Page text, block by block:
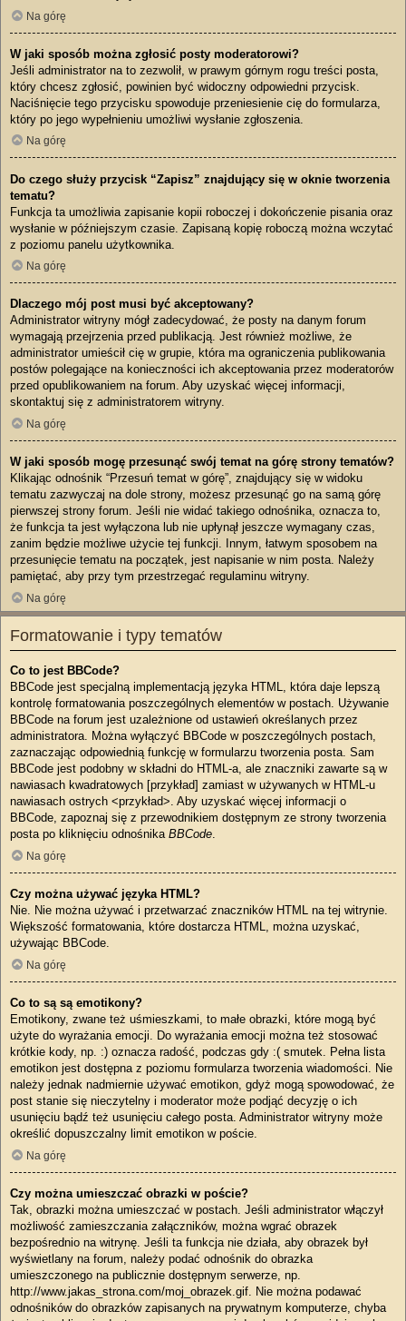
Na górę
W jaki sposób można zgłosić posty moderatorowi?
Jeśli administrator na to zezwolił, w prawym górnym rogu treści posta,
który chcesz zgłosić, powinien być widoczny odpowiedni przycisk.
Naciśnięcie tego przycisku spowoduje przeniesienie cię do formularza,
który po jego wypełnieniu umożliwi wysłanie zgłoszenia.
Na górę
Do czego służy przycisk “Zapisz” znajdujący się w oknie tworzenia
tematu?
Funkcja ta umożliwia zapisanie kopii roboczej i dokończenie pisania oraz
wysłanie w późniejszym czasie. Zapisaną kopię roboczą można wczytać
z poziomu panelu użytkownika.
Na górę
Dlaczego mój post musi być akceptowany?
Administrator witryny mógł zadecydować, że posty na danym forum
wymagają przejrzenia przed publikacją. Jest również możliwe, że
administrator umieścił cię w grupie, która ma ograniczenia publikowania
postów polegające na konieczności ich akceptowania przez moderatorów
przed opublikowaniem na forum. Aby uzyskać więcej informacji,
skontaktuj się z administratorem witryny.
Na górę
W jaki sposób mogę przesunąć swój temat na górę strony tematów?
Klikając odnośnik “Przesuń temat w górę”, znajdujący się w widoku
tematu zazwyczaj na dole strony, możesz przesunąć go na samą górę
pierwszej strony forum. Jeśli nie widać takiego odnośnika, oznacza to,
że funkcja ta jest wyłączona lub nie upłynął jeszcze wymagany czas,
zanim będzie możliwe użycie tej funkcji. Innym, łatwym sposobem na
przesunięcie tematu na początek, jest napisanie w nim posta. Należy
pamiętać, aby przy tym przestrzegać regulaminu witryny.
Na górę
Formatowanie i typy tematów
Co to jest BBCode?
BBCode jest specjalną implementacją języka HTML, która daje lepszą
kontrolę formatowania poszczególnych elementów w postach. Używanie
BBCode na forum jest uzależnione od ustawień określanych przez
administratora. Można wyłączyć BBCode w poszczególnych postach,
zaznaczając odpowiednią funkcję w formularzu tworzenia posta. Sam
BBCode jest podobny w składni do HTML-a, ale znaczniki zawarte są w
nawiasach kwadratowych [przykład] zamiast w używanych w HTML-u
nawiasach ostrych <przykład>. Aby uzyskać więcej informacji o
BBCode, zapoznaj się z przewodnikiem dostępnym ze strony tworzenia
posta po kliknięciu odnośnika BBCode.
Na górę
Czy można używać języka HTML?
Nie. Nie można używać i przetwarzać znaczników HTML na tej witrynie.
Większość formatowania, które dostarcza HTML, można uzyskać,
używając BBCode.
Na górę
Co to są są emotikony?
Emotikony, zwane też uśmieszkami, to małe obrazki, które mogą być
użyte do wyrażania emocji. Do wyrażania emocji można też stosować
krótkie kody, np. :) oznacza radość, podczas gdy :( smutek. Pełna lista
emotikon jest dostępna z poziomu formularza tworzenia wiadomości. Nie
należy jednak nadmiernie używać emotikon, gdyż mogą spowodować, że
post stanie się nieczytelny i moderator może podjąć decyzję o ich
usunięciu bądź też usunięciu całego posta. Administrator witryny może
określić dopuszczalny limit emotikon w poście.
Na górę
Czy można umieszczać obrazki w poście?
Tak, obrazki można umieszczać w postach. Jeśli administrator włączył
możliwość zamieszczania załączników, można wgrać obrazek
bezpośrednio na witrynę. Jeśli ta funkcja nie działa, aby obrazek był
wyświetlany na forum, należy podać odnośnik do obrazka
umieszczonego na publicznie dostępnym serwerze, np.
http://www.jakas_strona.com/moj_obrazek.gif. Nie można podawać
odnośników do obrazków zapisanych na prywatnym komputerze, chyba